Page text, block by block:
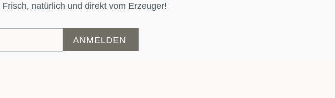
natürlich und direkt vom Erzeuger!
ANMELDEN